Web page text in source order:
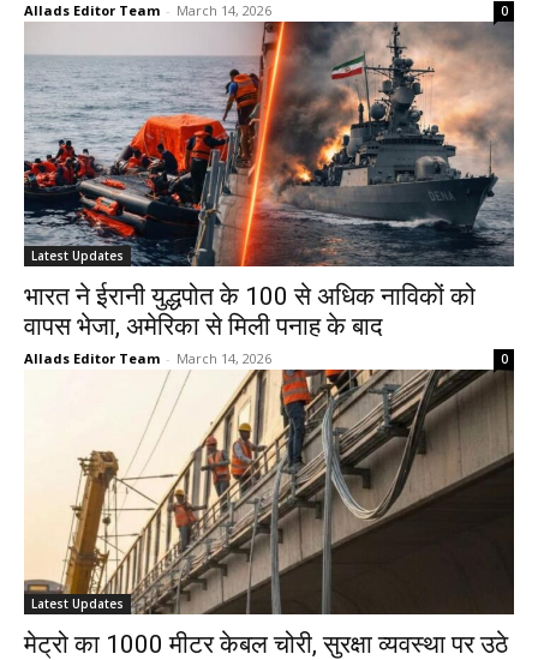
Allads Editor Team - March 14, 2026 0
Latest Updates
भारत ने ईरानी युद्धपोत के 100 से अधिक नाविकों को
वापस भेजा, अमेरिका से मिली पनाह के बाद
Allads Editor Team - March 14, 2026 0
Latest Updates
मेट्रो का 1000 मीटर केबल चोरी, सुरक्षा व्यवस्था पर उठे